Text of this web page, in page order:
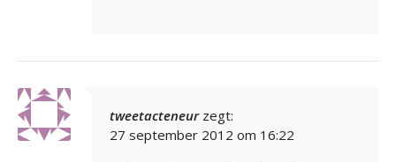
tweetacteneur zegt:
27 september 2012 om 16:22